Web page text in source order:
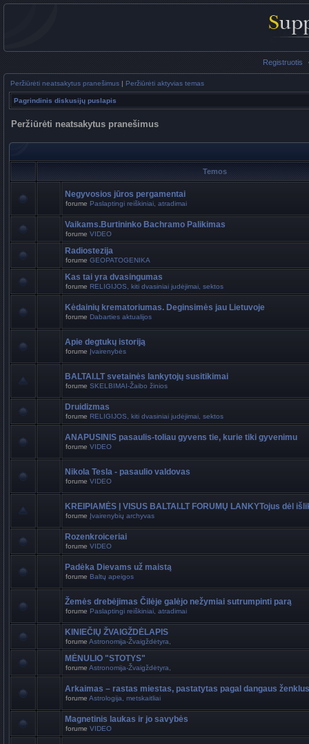
Registruotis
Peržiūrėti neatsakytus pranešimus | Peržiūrėti aktyvias temas
Pagrindinis diskusijų puslapis
Peržiūrėti neatsakytus pranešimus
Temos
Negyvosios jūros pergamentai
forume Paslaptingi reiškiniai, atradimai
Vaikams.Burtininko Bachramo Palikimas
forume VIDEO
Radiostezija
forume GEOPATOGENIKA
Kas tai yra dvasingumas
forume RELIGIJOS, kiti dvasiniai judėjimai, sektos
Kėdainių krematoriumas. Deginsimės jau Lietuvoje
forume Dabarties aktualijos
Apie degtukų istoriją
forume Įvairenybės
BALTAI.LT svetainės lankytojų susitikimai
forume SKELBIMAI-Žaibo žinios
Druidizmas
forume RELIGIJOS, kiti dvasiniai judėjimai, sektos
ANAPUSINIS pasaulis-toliau gyvens tie, kurie tiki gyvenimu
forume VIDEO
Nikola Tesla - pasaulio valdovas
forume VIDEO
KREIPIAMĖS Į VISUS BALTAI.LT FORUMŲ LANKYTojus dėl
forume Įvairenybių archyvas
Rozenkroiceriai
forume VIDEO
Padėka Dievams už maistą
forume Baltų apeigos
Žemės drebėjimas Čilėje galėjo nežymiai sutrumpinti parą
forume Paslaptingi reiškiniai, atradimai
KINIEČIŲ ŽVAIGŽDĖLAPIS
forume Astronomija-Žvaigždėtyra,
MĖNULIO "STOTYS"
forume Astronomija-Žvaigždėtyra,
Arkaimas – rastas miestas, pastatytas pagal dangaus ženklus
forume Astrologija, metskaitliai
Magnetinis laukas ir jo savybės
forume VIDEO